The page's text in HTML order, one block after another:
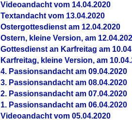
Videoandacht vom 14.04.2020
Textandacht vom 13.04.2020
Ostergottesdienst am 12.04.2020
Ostern, kleine Version, am
Gottesdienst an Karfreitag am
Karfreitag, kleine Version, am
4. Passionsandacht am 09.04.2020
3. Passionsandacht am 08.04.2020
2. Passionsandacht am 07.04.2020
1. Passionsandacht am 06.04.2020
Videoandacht vom 05.04.2020